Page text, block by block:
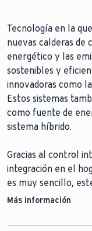
Tecnología en la
nuevas calderas de
energético y las
sostenibles y
innovadoras como
Estos sistemas
como fuente de
sistema híbrido.
Gracias al control
integración en el
es muy sencillo,
Más información